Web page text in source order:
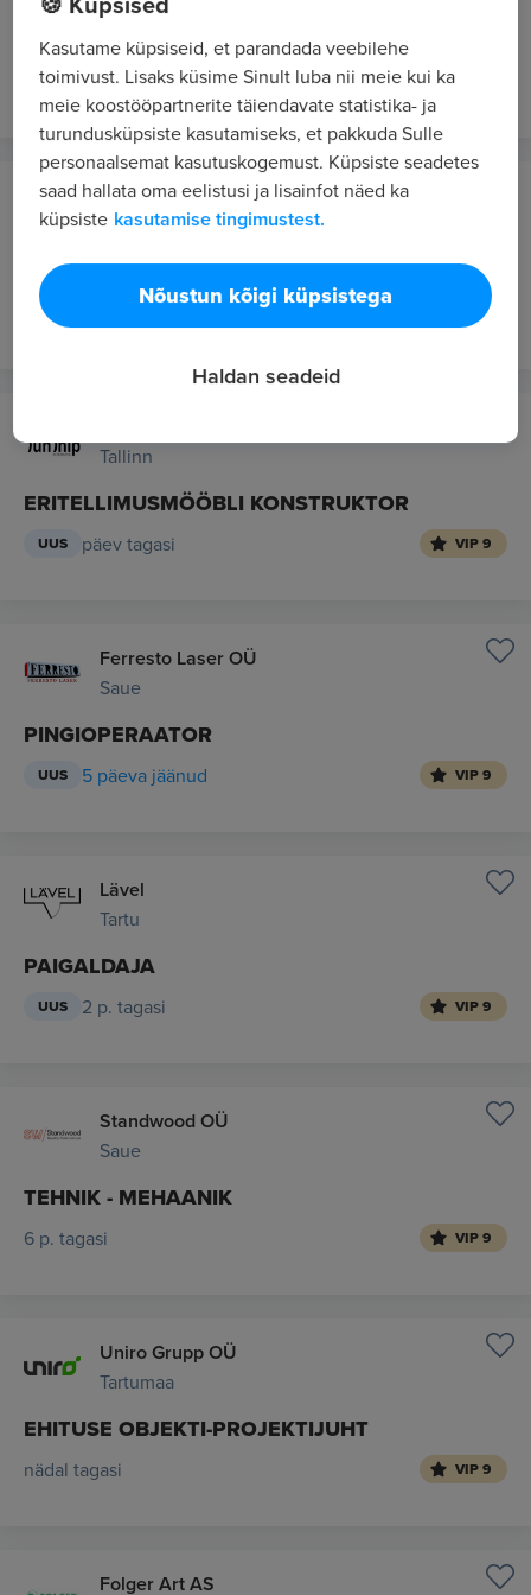
PRODUCTION OPERATOR
UUS päev tagasi
Pala Petfoods Estonia OÜ
Rae
SHIFT SUPERVISOR
UUS VIP 9
Tallinn
ERITELLIMUSMÖÖBLI KONSTRUKTOR
UUS päev tagasi VIP 9
Ferresto Laser OÜ
Saue
PINGIOPERAATOR
UUS 5 päeva jäänud VIP 9
Lävel
Tartu
PAIGALDAJA
UUS 2 p. tagasi VIP 9
Standwood OÜ
Saue
TEHNIK - MEHAANIK
6 p. tagasi VIP 9
Uniro Grupp OÜ
Tartumaa
EHITUSE OBJEKTI-PROJEKTIJUHT
nädal tagasi VIP 9
Folger Art AS
Kasutame küpsiseid, et parandada veebilehe
toimivust. Lisaks küsime Sinult luba nii meie kui ka
meie koostööpartnerite täiendavate statistika- ja
turundusküpsiste kasutamiseks, et pakkuda Sulle
personaalsemat kasutuskogemust. Küpsiste seadetes
saad hallata oma eelistusi ja lisainfot näed ka
küpsiste kasutamise tingimustest.
Nõustun kõigi küpsistega
Haldan seadeid